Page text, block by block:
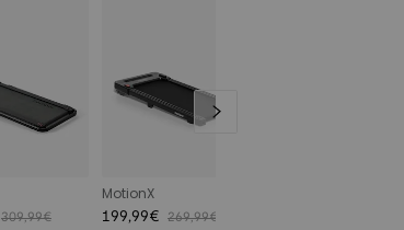
309,99€
MotionX
199,99€ 269,99€